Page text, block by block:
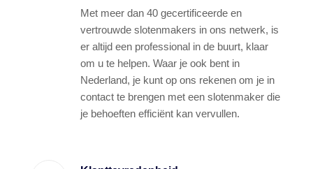
Met meer dan 40 gecertificeerde en
vertrouwde slotenmakers in ons netwerk, is
er altijd een professional in de buurt, klaar
om u te helpen. Waar je ook bent in
Nederland, je kunt op ons rekenen om je in
contact te brengen met een slotenmaker die
je behoeften efficiënt kan vervullen.